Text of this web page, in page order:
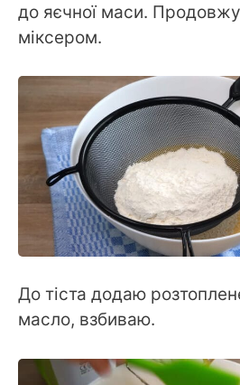
до яєчної маси.
міксером.
До тіста додаю
масло, взбиваю.